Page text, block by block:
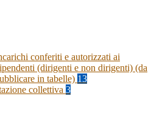
conferiti e autorizzati ai
(dirigenti e non dirigenti) (da
in tabelle) 13
collettiva 3